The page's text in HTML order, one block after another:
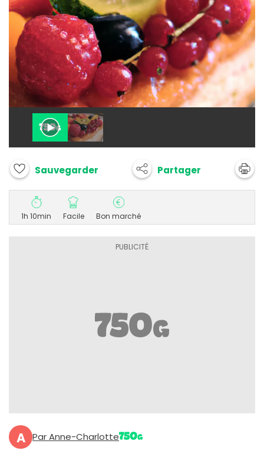
Sauvegarder Partager
1h 10min Facile Bon marché
A Par Anne-Charlotte